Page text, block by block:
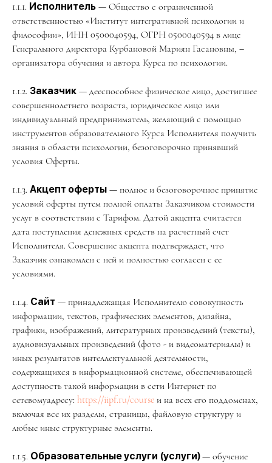
1.1.1. Исполнитель — Общество с ограниченной
ответственностью «Институт интегративной психологии и
философии», ИНН 0500040594, ОГРН 0500040594 в лице
Генерального директора Курбановой Мариян Гасановны, –
организатора обучения и автора Курса по психологии.
1.1.2. Заказчик — дееспособное физическое лицо, достигшее
совершеннолетнего возраста, юридическое лицо или
индивидуальный предприниматель, желающий с помощью
инструментов образовательного Курса Исполнителя получить
знания в области психологии, безоговорочно принявший
условия Оферты.
1.1.3. Акцепт оферты — полное и безоговорочное принятие
условий оферты путем полной оплаты Заказчиком стоимости
услуг в соответствии с Тарифом. Датой акцепта считается
дата поступления денежных средств на расчетный счет
Исполнителя. Совершение акцепта подтверждает, что
Заказчик ознакомлен с ней и полностью согласен с ее
условиями.
1.1.4. Сайт — принадлежащая Исполнителю совокупность
информации, текстов, графических элементов, дизайна,
графики, изображений, литературных произведений (тексты),
аудиовизуальных произведений (фото - и видеоматериалы) и
иных результатов интеллектуальной деятельности,
содержащихся в информационной системе, обеспечивающей
доступность такой информации в сети Интернет по
сетевомуадресу: https://iipf.ru/course и на всех его поддоменах,
включая все их разделы, страницы, файловую структуру и
любые иные структурные элементы.
1.1.5. Образовательные услуги (услуги)— обучение